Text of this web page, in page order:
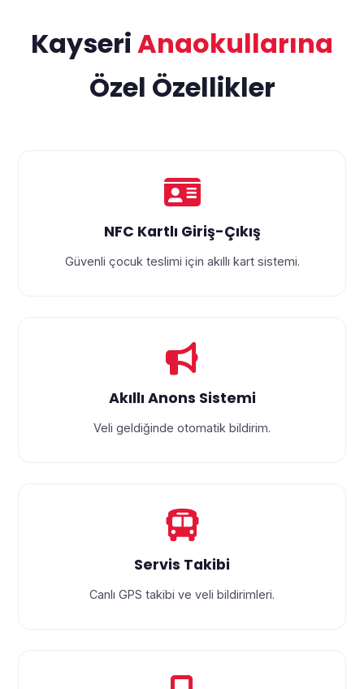
KayseriAnaokullarına
Özel Özellikler
NFC Kartlı Giriş-Çıkış
Güvenli çocuk teslimi için akıllı kart sistemi.
Akıllı Anons Sistemi
Veli geldiğinde otomatik bildirim.
Servis Takibi
Canlı GPS takibi ve veli bildirimleri.